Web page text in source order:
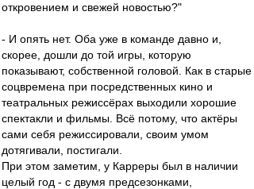
откровением и свежей новостью?"
- И опять нет. Оба уже в команде давно и,
скорее, дошли до той игры, которую
показывают, собственной головой. Как в старые
соцвремена при посредственных кино и
театральных режиссёрах выходили хорошие
спектакли и фильмы. Всё потому, что актёры
сами себя режиссировали, своим умом
дотягивали, постигали.
При этом заметим, у Карреры был в наличии
целый год - с двумя предсезонками,